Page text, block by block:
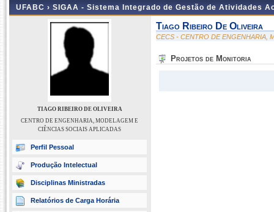
UFABC › SIGAA - Sistema Integrado de Gestão de Atividades
TIAGO RIBEIRO DE OLIVEIRA
CENTRO DE ENGENHARIA, MODELAGEM E
CIÊNCIAS SOCIAIS APLICADAS
Perfil Pessoal
Produção Intelectual
Disciplinas Ministradas
Relatórios de Carga Horária
Tiago Ribeiro De Oliveira
CECS - CENTRO DE ENGENHARIA,
Projetos de Monitoria